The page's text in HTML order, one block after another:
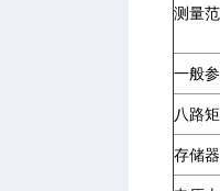
测量
一般
八路
存储器